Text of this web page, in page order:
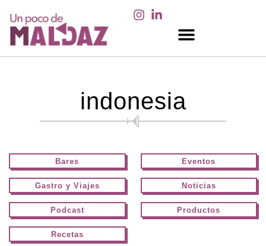
indonesia
Bares Eventos
Gastro y Viajes Noticias
Podcast Productos
Recetas